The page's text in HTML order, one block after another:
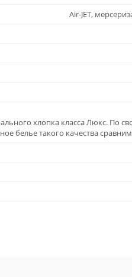
Air-JET,
хлопка класса Люкс. По
белье такого качества